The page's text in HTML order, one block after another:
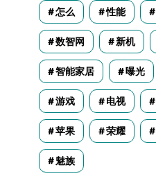
怎么 性能
数智网 新机
智能家居 曝光
游戏 电视
苹果 荣耀
魅族